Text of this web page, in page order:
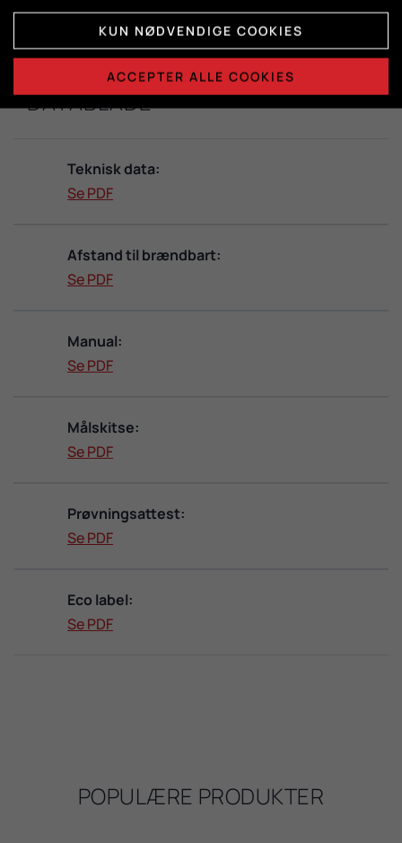
DATABLADE
Teknisk data:
Se PDF
Afstand til brændbart:
Se PDF
Manual:
Se PDF
Målskitse:
Se PDF
Prøvningsattest:
Se PDF
Eco label:
Se PDF
POPULÆRE PRODUKTER
KUN NØDVENDIGE COOKIES
ACCEPTER ALLE COOKIES